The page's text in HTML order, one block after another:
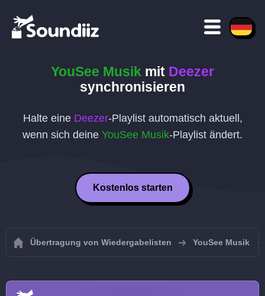
YouSee Musik mit Deezer
synchronisieren
Halte eine Deezer-Playlist automatisch aktuell,
wenn sich deine YouSee Musik-Playlist ändert.
Kostenlos starten
Übertragung von Wiedergabelisten YouSee Musik